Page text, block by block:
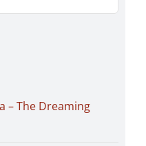
– The Dreaming